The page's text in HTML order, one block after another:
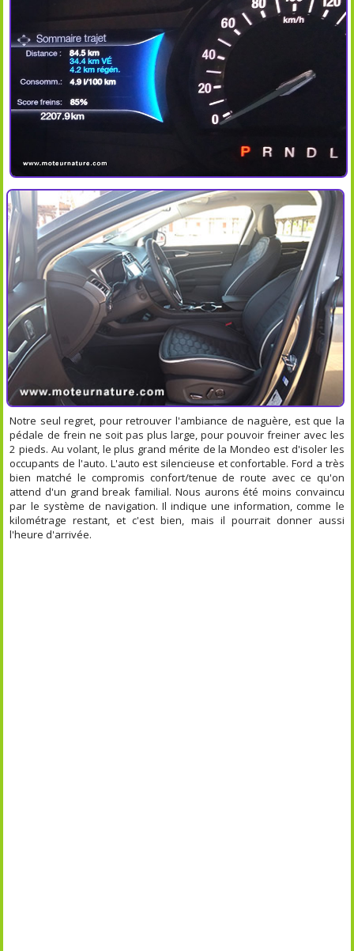
Notre seul regret, pour retrouver l'ambiance de naguère, est que la
pédale de frein ne soit pas plus large, pour pouvoir freiner avec les
2 pieds. Au volant, le plus grand mérite de la Mondeo est d'isoler les
occupants de l'auto. L'auto est silencieuse et confortable. Ford a très
bien matché le compromis confort/tenue de route avec ce qu'on
attend d'un grand break familial. Nous aurons été moins convaincu
par le système de navigation. Il indique une information, comme le
kilométrage restant, et c'est bien, mais il pourrait donner aussi
l'heure d'arrivée.